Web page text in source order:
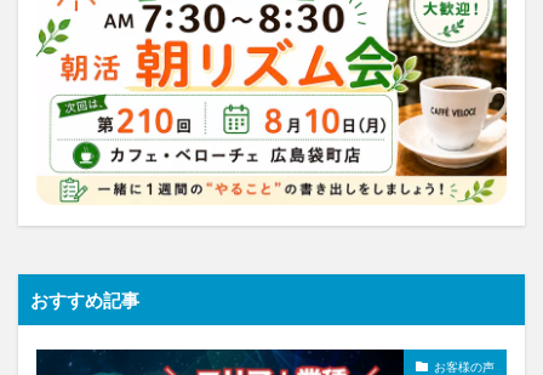
おすすめ記事
お客様の声